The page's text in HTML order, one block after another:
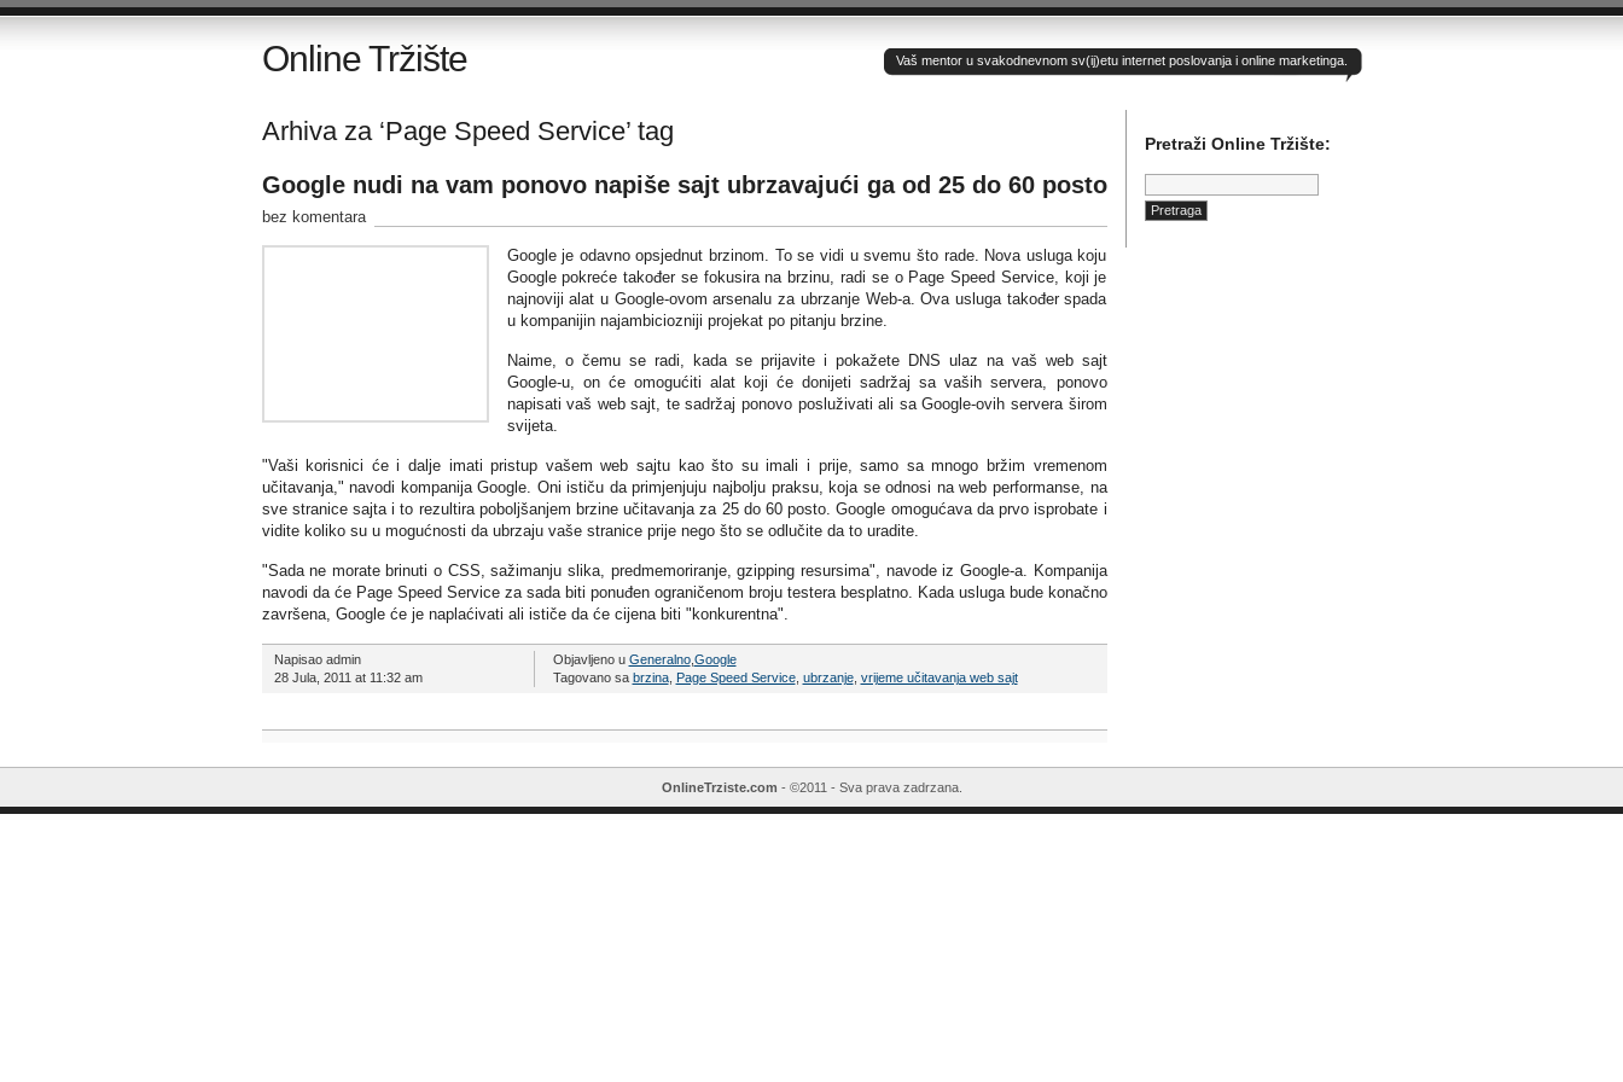
Online Tržište Vaš mentor u svakodnevnom sv(ij)etu internet poslovanja i online marketinga.
Arhiva za ‘Page Speed Service’ tag
Google nudi na vam ponovo napiše sajt ubrzavajući ga od 25 do 60 posto
bez komentara
Google je odavno opsjednut brzinom. To se vidi u svemu što rade. Nova usluga koju
Google pokreće također se fokusira na brzinu, radi se o Page Speed Service, koji je
najnoviji alat u Google-ovom arsenalu za ubrzanje Web-a. Ova usluga također spada
u kompanijin najambiciozniji projekat po pitanju brzine.
Naime, o čemu se radi, kada se prijavite i pokažete DNS ulaz na vaš web sajt
Google-u, on će omogućiti alat koji će donijeti sadržaj sa vaših servera, ponovo
napisati vaš web sajt, te sadržaj ponovo posluživati ​​ali sa Google-ovih servera širom
svijeta.
"Vaši korisnici će i dalje imati pristup vašem web sajtu kao što su imali i prije, samo sa mnogo bržim vremenom
učitavanja," navodi kompanija Google. Oni ističu da primjenjuju najbolju praksu, koja se odnosi na web performanse, na
sve stranice sajta i to rezultira poboljšanjem brzine učitavanja za 25 do 60 posto. Google omogućava da prvo isprobate i
vidite koliko su u mogućnosti da ubrzaju vaše stranice prije nego što se odlučite da to uradite.
"Sada ne morate brinuti o CSS, sažimanju slika, predmemoriranje, gzipping resursima", navode iz Google-a. Kompanija
navodi da će Page Speed Service za sada biti ponuđen ograničenom broju testera besplatno. Kada usluga bude konačno
završena, Google će je naplaćivati ali ističe da će cijena biti "konkurentna".
Napisao admin
28 Jula, 2011 at 11:32 am
Objavljeno u Generalno, Google
Tagovano sa brzina, Page Speed Service, ubrzanje, vrijeme učitavanja web sajt
Pretraži Online Tržište:
Pretraga:
OnlineTrziste.com - ©2011 - Sva prava zadrzana.